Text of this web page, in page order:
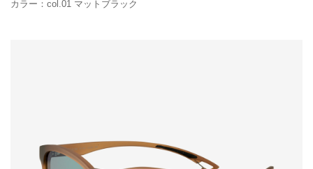
カラー：col.01 マットブラック